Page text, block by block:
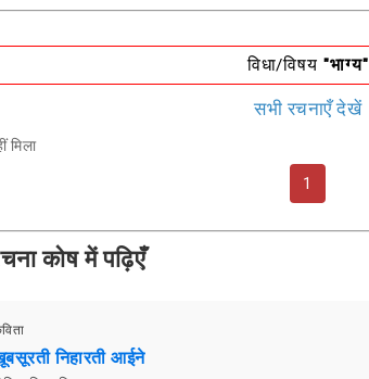
विधा/विषय "भाग्य"
सभी रचनाएँ देखें
मिला
1
कोष में पढ़िएँ
निहारती आईने